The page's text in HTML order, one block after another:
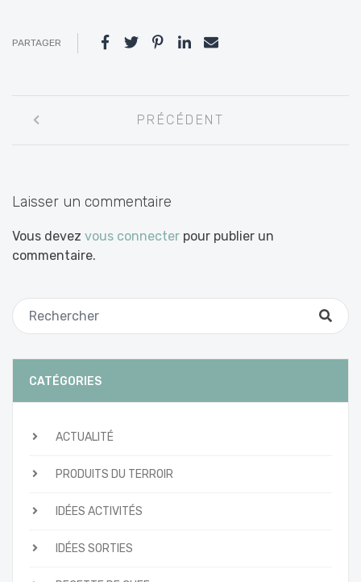
PARTAGER
entre
PRÉCÉDENT
Laisser un commentaire
Vous devez vous connecter pour publier un
commentaire.
CATÉGORIES
ACTUALITÉ
PRODUITS DU TERROIR
IDÉES ACTIVITÉS
IDÉES SORTIES